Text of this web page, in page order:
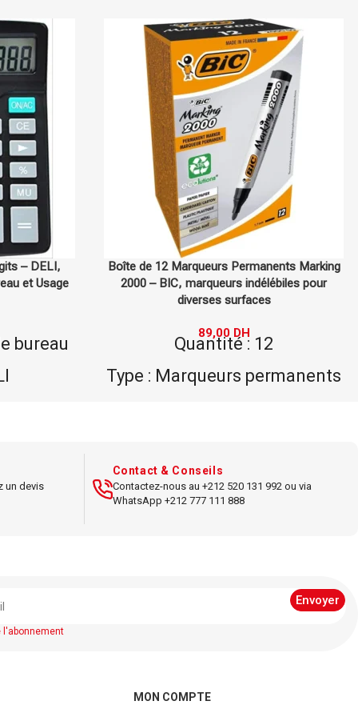
– DELI,
et Usage
bureau
Boîte de 12 Marqueurs Permanents Marking
2000 – BIC, marqueurs indélébiles pour
diverses surfaces
89,00 DH
Quantité : 12
Type : Marqueurs permanents
Usage : Écriture durable sur
multiples surfaces
un devis
Contact & Conseils
Contactez-nous au +212 520 131 992 ou via
WhatsApp +212 777 111 888
l'abonnement
MON COMPTE